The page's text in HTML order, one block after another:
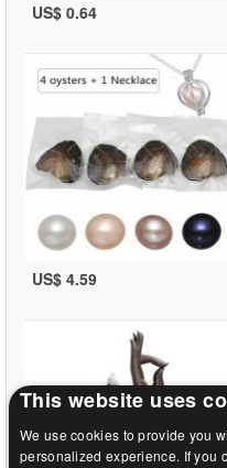
US$ 0.64
US$ 4.59
This website uses
We use cookies to provide you
personalized experience. If you